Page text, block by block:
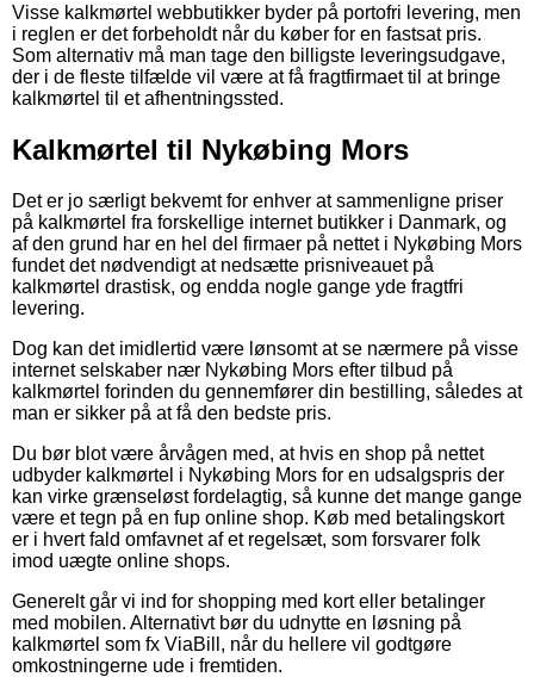
Visse kalkmørtel webbutikker byder på portofri levering, men
i reglen er det forbeholdt når du køber for en fastsat pris.
Som alternativ må man tage den billigste leveringsudgave,
der i de fleste tilfælde vil være at få fragtfirmaet til at bringe
kalkmørtel til et afhentningssted.
Kalkmørtel til Nykøbing Mors
Det er jo særligt bekvemt for enhver at sammenligne priser
på kalkmørtel fra forskellige internet butikker i Danmark, og
af den grund har en hel del firmaer på nettet i Nykøbing Mors
fundet det nødvendigt at nedsætte prisniveauet på
kalkmørtel drastisk, og endda nogle gange yde fragtfri
levering.
Dog kan det imidlertid være lønsomt at se nærmere på visse
internet selskaber nær Nykøbing Mors efter tilbud på
kalkmørtel forinden du gennemfører din bestilling, således at
man er sikker på at få den bedste pris.
Du bør blot være årvågen med, at hvis en shop på nettet
udbyder kalkmørtel i Nykøbing Mors for en udsalgspris der
kan virke grænseløst fordelagtig, så kunne det mange gange
være et tegn på en fup online shop. Køb med betalingskort
er i hvert fald omfavnet af et regelsæt, som forsvarer folk
imod uægte online shops.
Generelt går vi ind for shopping med kort eller betalinger
med mobilen. Alternativt bør du udnytte en løsning på
kalkmørtel som fx ViaBill, når du hellere vil godtgøre
omkostningerne ude i fremtiden.